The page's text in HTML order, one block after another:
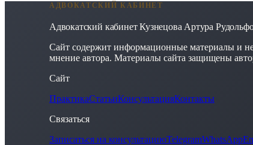
АДВОКАТСКИЙ КАБИНЕТ
Адвокатский кабинет Кузнецова Артура
Сайт содержит информационные материалы и
мнение автора. Материалы сайта защищены
Сайт
ПрактикаСтатьиКонсультацияКонтакты
Связаться
Записаться на консультациюTelegramWhatsApp